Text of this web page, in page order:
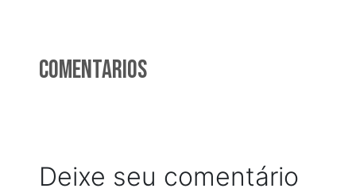
Comentarios
Deixe seu comentário